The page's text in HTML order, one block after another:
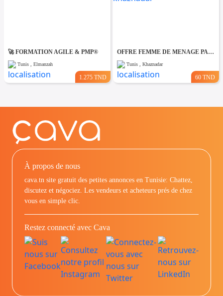
🚀 FORMATION AGILE & PMP®
Tunis , Elmanzah
1.275 TND
OFFRE FEMME DE MENAGE PAR JOUR A khaznadar
Tunis , Khaznadar
60 TND
À propos de nous
cava.tn site gratuit des petites annonces en Tunisie: Chattez,
discutez et négociez. Les vendeurs et acheteurs prés de chez
vous en simple clic.
Restez connecté avec Cava